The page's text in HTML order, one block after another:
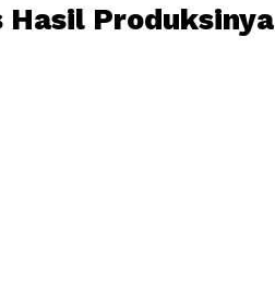
Hasil Produksinya